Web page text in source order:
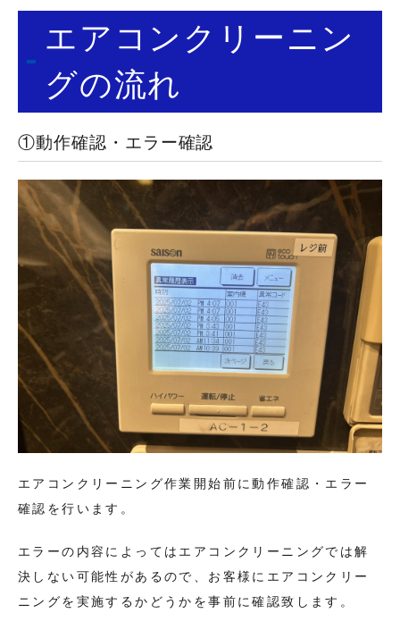
エアコンクリーニン
グの流れ
①動作確認・エラー確認
エアコンクリーニング作業開始前に動作確認・エラー
確認を行います。
エラーの内容によってはエアコンクリーニングでは解
決しない可能性があるので、お客様にエアコンクリー
ニングを実施するかどうかを事前に確認致します。